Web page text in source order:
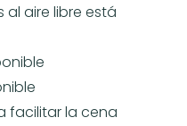
al aire libre está
facilitar la cena